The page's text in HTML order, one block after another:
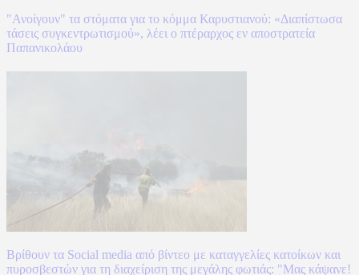
"Ανοίγουν" τα στόματα για το κόμμα Καρυστιανού: «Διαπίστωσα
τάσεις συγκεντρωτισμού», λέει ο πτέραρχος εν αποστρατεία
Παπανικολάου
Βρίθουν τα Social media από βίντεο με καταγγελίες κατοίκων και
πυροσβεστών για τη διαχείριση της μεγάλης φωτιάς: "Μας κάψανε!